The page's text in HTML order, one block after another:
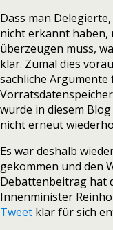
Dass man
nicht erkannt haben,
überzeugen muss,
klar. Zumal dies
sachliche
wurde in diesem
nicht erneut
Es war deshalb
gekommen und den
Debattenbeitrag hat
Innenminister
Tweet klar für sich